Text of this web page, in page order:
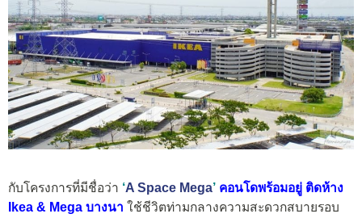
กับโครงการที่มีชื่อว่า ‘A Space Mega’ คอนโดพร้อมอยู่ ติดห้าง
Ikea & Mega บางนา ใช้ชีวิตท่ามกลางความสะดวกสบายรอบ